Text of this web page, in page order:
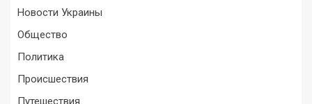
Новости Украины
Общество
Политика
Происшествия
Путешествия